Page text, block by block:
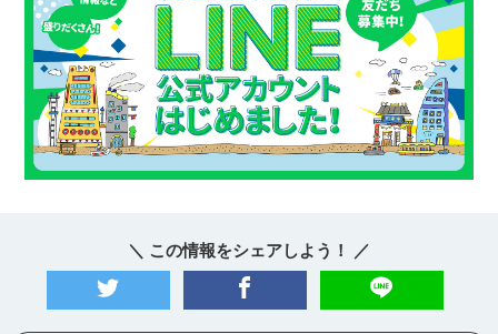
＼ この情報をシェアしよう！ ／